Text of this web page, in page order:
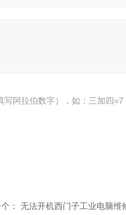
写阿拉伯数字），如：三加四=7
： 无法开机西门子工业电脑维